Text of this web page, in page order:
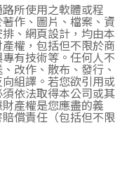
所使用之軟體或程
作、圖片、檔案、資
、網頁設計，均由本
權，包括但不限於商
有技術等。任何人不
改作、散布、發行、
組譯。若您欲引用或
依法取得本公司或其
產權是您應盡的義
償責任（包括但不限